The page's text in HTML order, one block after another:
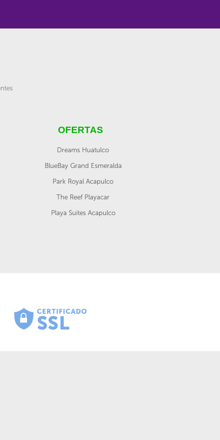
OFERTAS
Dreams Huatulco
BlueBay Grand Esmeralda
Park Royal Acapulco
The Reef Playacar
Playa Suites Acapulco